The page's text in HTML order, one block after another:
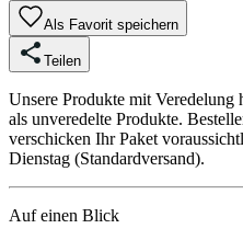
Als Favorit speichern
Teilen
Unsere Produkte mit Veredelung
als unveredelte Produkte.
verschicken Ihr Paket
Dienstag (Standardversand).
Auf einen Blick